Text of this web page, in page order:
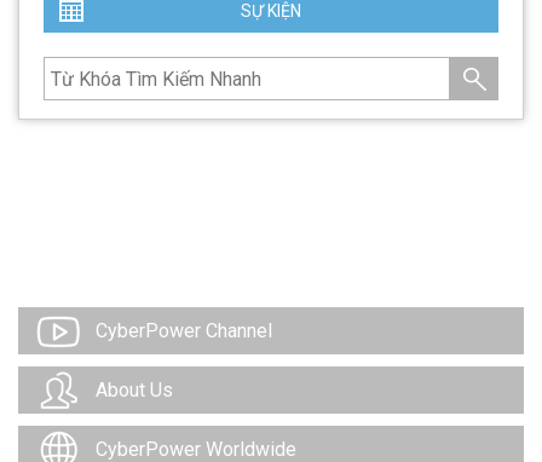
SỰ KIỆN
CyberPower Channel
About Us
CyberPower Worldwide